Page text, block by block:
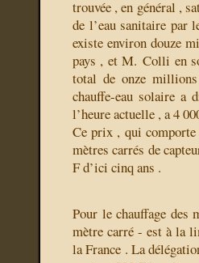
trouvée , en général ,
de l’eau sanitaire par
existe environ douze
pays , et M. Colli en
total de onze
chauffe-eau solaire a
l’heure actuelle , a 4
Ce prix , qui comporte
mètres carrés de
F d’ici cinq ans .
Pour le chauffage des
mètre carré - est à la
la France . La